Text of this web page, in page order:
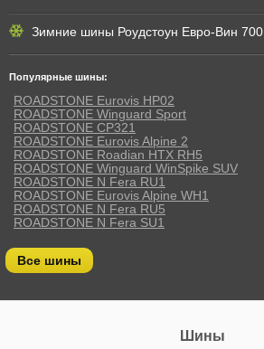
Зимние шины Роудстоун Евро-Вин 700
Популярные шины:
ROADSTONE Eurovis HP02
ROADSTONE Winguard Sport
ROADSTONE CP321
ROADSTONE Eurovis Alpine 2
ROADSTONE Roadian HTX RH5
ROADSTONE Winguard WinSpike SUV
ROADSTONE N Fera RU1
ROADSTONE Eurovis Alpine WH1
ROADSTONE N Fera RU5
ROADSTONE N Fera SU1
Все шины
Шины